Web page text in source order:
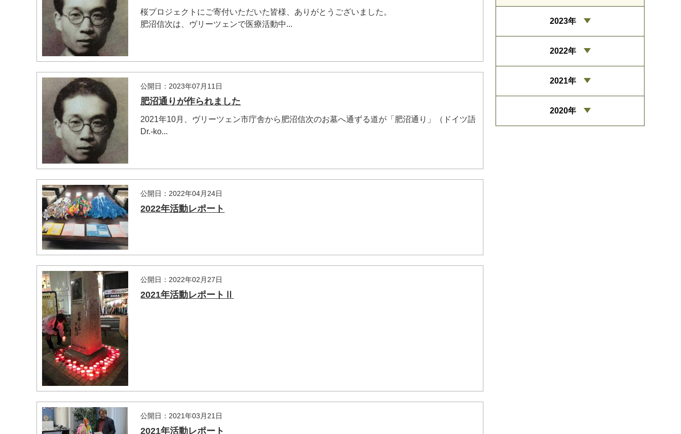
桜プロジェクトにご寄付いただいた皆様、ありがとうございました。
肥沼信次は、ヴリーツェンで医療活動中...
公開日：2023年07月11日
肥沼通りが作られました
2021年10月、ヴリーツェン市庁舎から肥沼信次のお墓へ通ずる道が「肥沼通り」（ドイツ語
Dr.-ko...
公開日：2022年04月24日
2022年活動レポート
公開日：2022年02月27日
2021年活動レポートⅡ
公開日：2021年03月21日
2021年活動レポート
2023年
2022年
2021年
2020年